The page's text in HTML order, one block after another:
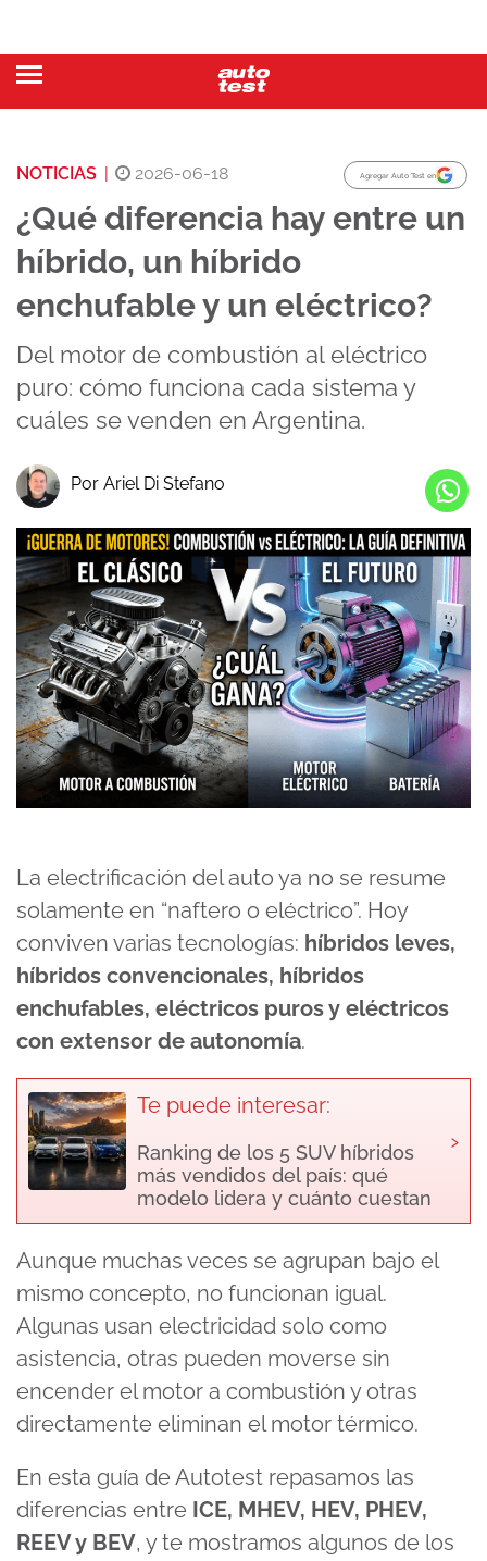
NOTICIAS | 2026-06-18 Agregar Auto Test en
¿Qué diferencia hay entre un
híbrido, un híbrido
enchufable y un eléctrico?
Del motor de combustión al eléctrico
puro: cómo funciona cada sistema y
cuáles se venden en Argentina.
Por Ariel Di Stefano
La electrificación del auto ya no se resume
solamente en “naftero o eléctrico”. Hoy
conviven varias tecnologías: híbridos leves,
híbridos convencionales, híbridos
enchufables, eléctricos puros y eléctricos
con extensor de autonomía.
Te puede interesar:
Ranking de los 5 SUV híbridos
más vendidos del país: qué
modelo lidera y cuánto cuestan
›
Aunque muchas veces se agrupan bajo el
mismo concepto, no funcionan igual.
Algunas usan electricidad solo como
asistencia, otras pueden moverse sin
encender el motor a combustión y otras
directamente eliminan el motor térmico.
En esta guía de Autotest repasamos las
diferencias entre ICE, MHEV, HEV, PHEV,
REEV y BEV, y te mostramos algunos de los